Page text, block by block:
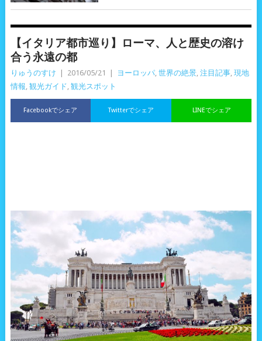
【イタリア都市巡り】ローマ、人と歴史の溶け
合う永遠の都
りゅうのすけ 2016/05/21 ヨーロッパ, 世界の絶景, 注目記事, 現地
情報, 観光ガイド, 観光スポット
Facebookでシェア LINEでシェア
Twitterでシェア